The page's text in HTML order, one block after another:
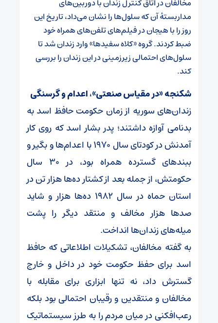
مداربسته‌ٔ آن که سلول‌ها را نشان می‌داد، تاریخ این
روز را با هیجان در فیلم‌‎های تلفن‌های همراه خود
ضبط کردند. گروه «کلاه‌ سفیدها» وارد زندان شد تا
سلول‌های احتمالی زیرزمینی در این زندان را بررسی
کند.
شکنجه «در مقیاس صنعتی»، اعدام و گرسنگی
زندان‌های سوریه از زمان حکومت حافظ اسد به
بدنامی آوازه داشتند؛ پدر بشار اسد که روی کار
آمدنش در کودتای سال ۱۹۷۰ با اعدام‌ها و بگیر و
ببندهای گسترده همراه بود، در ۳۰ سال
حکومتش، از جمله بعد از کشتار ده‌ها هزار تن در
استان حماه در سال ۱۹۸۲ ده‌ها هزار و شاید
صدها هزار مخالف و منتقد دیگر را پشت
میله‌های زندان‌ها انداخت.
به گفته مخالفان، تشکیلات اطلاعاتی که حافظ
اسد برای حفظ حکومت خود در داخل و خارج
گسترش داد، نه تنها ابزاری برای مقابله با
مخالفان و منتقدین و رقیبان احتمالی بود بلکه
رعب‌افکنی در میان مردم را به طرز سیستماتیک